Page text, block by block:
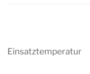
Einsatztemperatur